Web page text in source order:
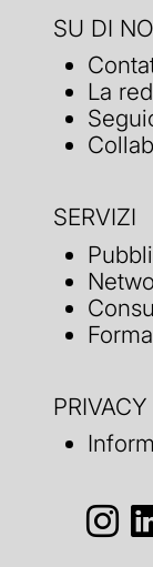
SU DI
La
SERVIZI